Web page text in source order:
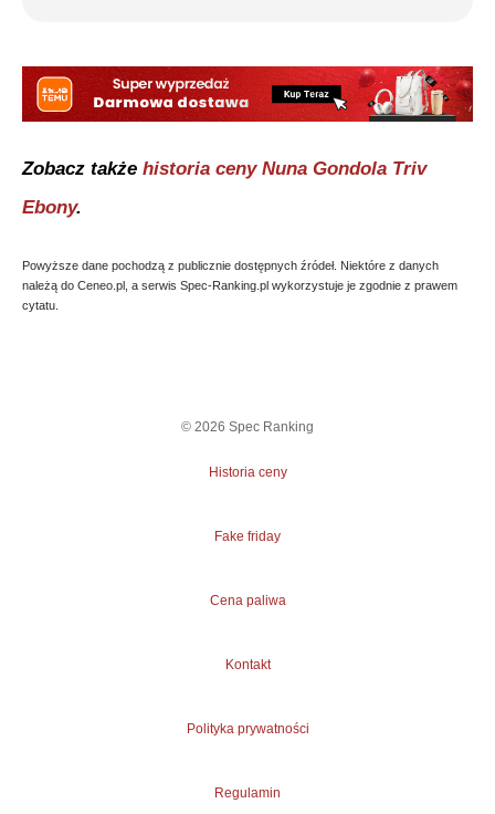
Zobacz także historia ceny Nuna Gondola Triv
Ebony.
Powyższe dane pochodzą z publicznie dostępnych źródeł. Niektóre z danych
należą do Ceneo.pl, a serwis Spec-Ranking.pl wykorzystuje je zgodnie z prawem
cytatu.
© 2026 Spec Ranking
Historia ceny
Fake friday
Cena paliwa
Kontakt
Polityka prywatności
Regulamin